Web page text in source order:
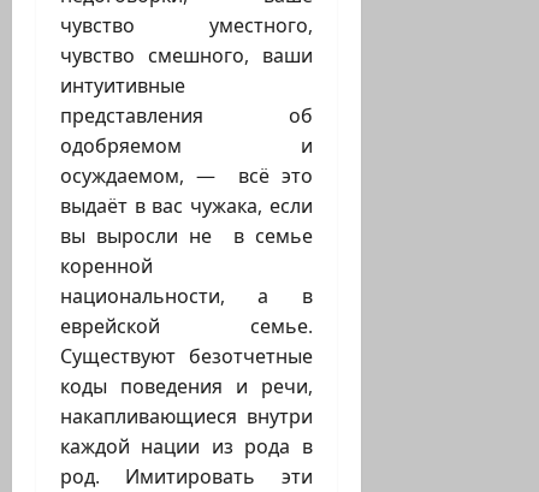
чувство уместного,
чувство смешного, ваши
интуитивные
представления об
одобряемом и
осуждаемом, — всё это
выдаёт в вас чужака, если
вы выросли не в семье
коренной
национальности, а в
еврейской семье.
Существуют безотчетные
коды поведения и речи,
накапливающиеся внутри
каждой нации из рода в
род. Имитировать эти